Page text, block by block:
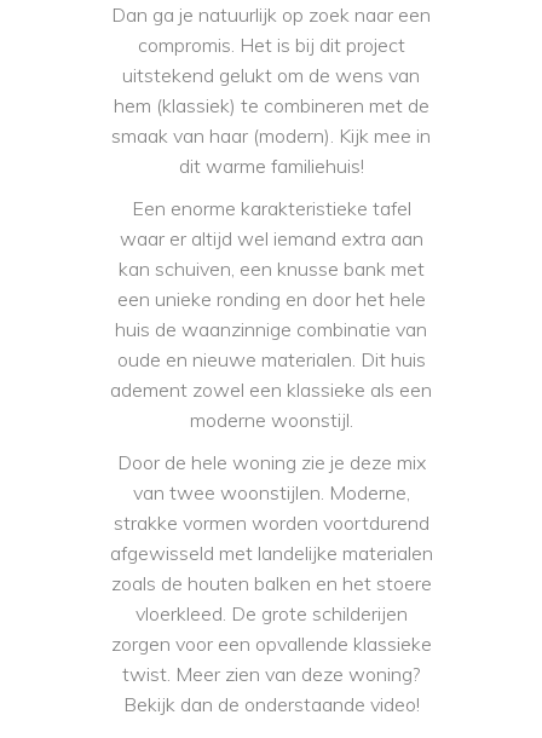
Dan ga je natuurlijk op zoek naar een
compromis. Het is bij dit project
uitstekend gelukt om de wens van
hem (klassiek) te combineren met de
smaak van haar (modern). Kijk mee in
dit warme familiehuis!
Een enorme karakteristieke tafel
waar er altijd wel iemand extra aan
kan schuiven, een knusse bank met
een unieke ronding en door het hele
huis de waanzinnige combinatie van
oude en nieuwe materialen. Dit huis
adement zowel een klassieke als een
moderne woonstijl.
Door de hele woning zie je deze mix
van twee woonstijlen. Moderne,
strakke vormen worden voortdurend
afgewisseld met landelijke materialen
zoals de houten balken en het stoere
vloerkleed. De grote schilderijen
zorgen voor een opvallende klassieke
twist. Meer zien van deze woning?
Bekijk dan de onderstaande video!